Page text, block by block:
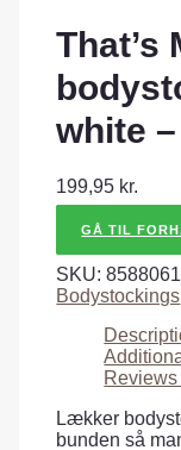
That’s
white
199,95 kr.
GÅ TIL
SKU:
Bodystockings
Reviews
Lækker
bunden så